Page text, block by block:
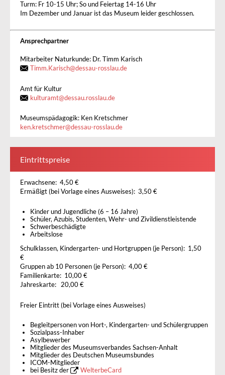
Turm: Fr 10-15 Uhr; So und Feiertag 14-16 Uhr
Im Dezember und Januar ist das Museum leider geschlossen.
Ansprechpartner
Mitarbeiter Naturkunde: Dr. Timm Karisch
Timm.Karisch@dessau-rosslau.de
Amt für Kultur
kulturamt@dessau.rosslau.de
Museumspädagogik: Ken Kretschmer
ken.kretschmer@dessau-rosslau.de
Eintrittspreise
Erwachsene: 4,50 €
Ermäßigt (bei Vorlage eines Ausweises): 3,50 €
Kinder und Jugendliche (6 – 16 Jahre)
Schüler, Azubis, Studenten, Wehr- und Zivildienstleistende
Schwerbeschädigte
Arbeitslose
Schulklassen, Kindergarten- und Hortgruppen (je Person): 1,50
€
Gruppen ab 10 Personen (je Person): 4,00 €
Familienkarte: 10,00 €
Jahreskarte: 20,00 €
Freier Eintritt (bei Vorlage eines Ausweises)
Begleitpersonen von Hort-, Kindergarten- und Schülergruppen
Sozialpass-Inhaber
Asylbewerber
Mitglieder des Museumsverbandes Sachsen-Anhalt
Mitglieder des Deutschen Museumsbundes
ICOM-Mitglieder
bei Besitz der
WelterbeCard